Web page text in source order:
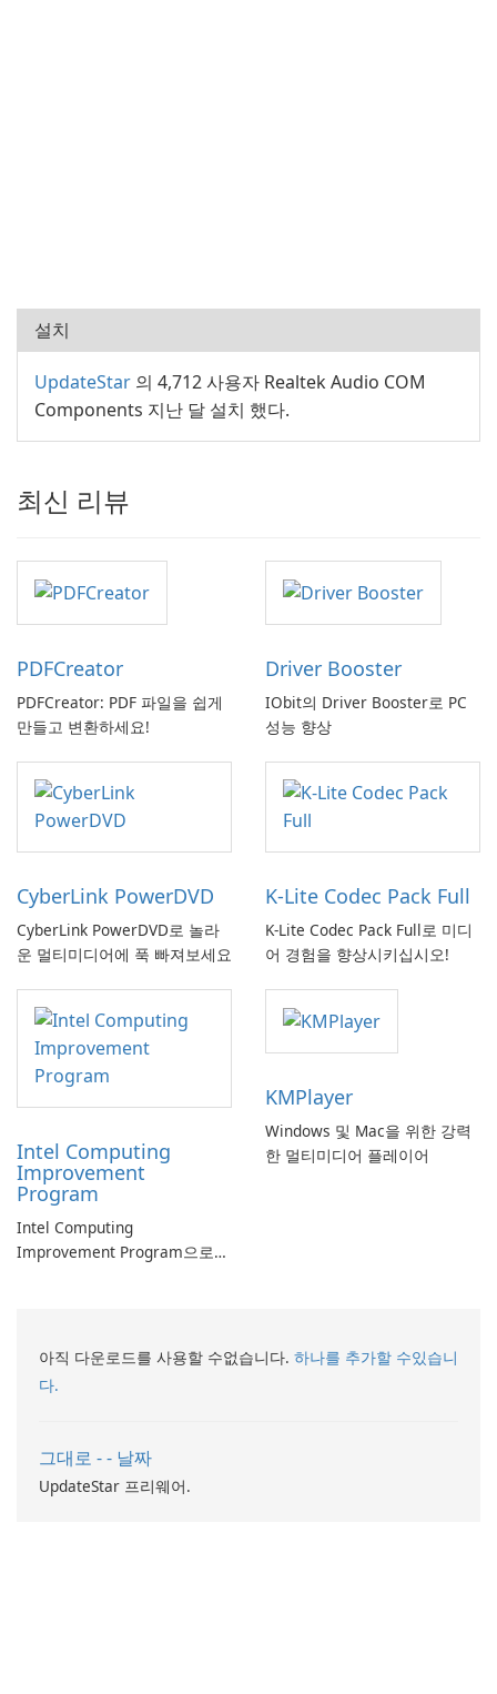
설치
UpdateStar 의 4,712 사용자 Realtek Audio COM
Components 지난 달 설치 했다.
최신 리뷰
PDFCreator
PDFCreator: PDF 파일을 쉽게
만들고 변환하세요!
Driver Booster
IObit의 Driver Booster로 PC
성능 향상
CyberLink PowerDVD
CyberLink PowerDVD로 놀라
운 멀티미디어에 푹 빠져보세요
K-Lite Codec Pack Full
K-Lite Codec Pack Full로 미디
어 경험을 향상시키십시오!
Intel Computing
Improvement
Program
Intel Computing
Improvement Program으로
KMPlayer
Windows 및 Mac을 위한 강력
한 멀티미디어 플레이어
아직 다운로드를 사용할 수없습니다. 하나를 추가할 수있습니
다.
그대로 - - 날짜
UpdateStar 프리웨어.